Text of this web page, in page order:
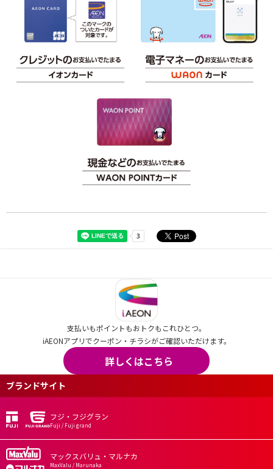
支払いもポイントもおトクもこれひとつ。
iAEONアプリでクーポン・チラシがご確認いただけます。
詳しくはこちら
ブランドサイト
フジ・フジグラン
Fuji / Fuji grand
マックスバリュ・マルナカ
MaxValu / Marunaka